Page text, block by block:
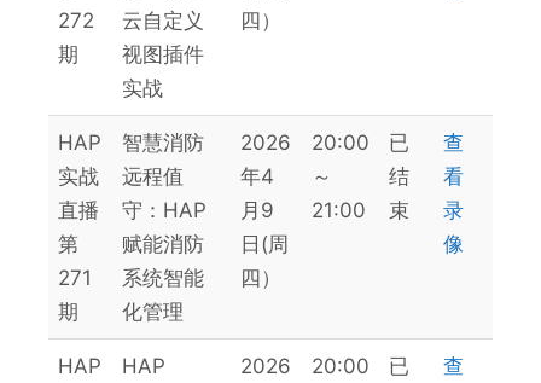
272
期
云自定义
视图插件
实战
四）
HAP
实战
直播
第
271
期
智慧消防
远程值
守：HAP
赋能消防
系统智能
化管理
2026
年4
月9
日(周
四）
20:00
～
21:00
已
结
束
查
看
录
像
HAP
HAP
2026
20:00
已
查